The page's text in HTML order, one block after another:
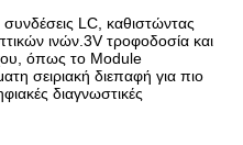
LC, καθιστώντας
ινών.3V τροφοδοσία και
όπως το Module
σειριακή διεπαφή για πιο
διαγνωστικές